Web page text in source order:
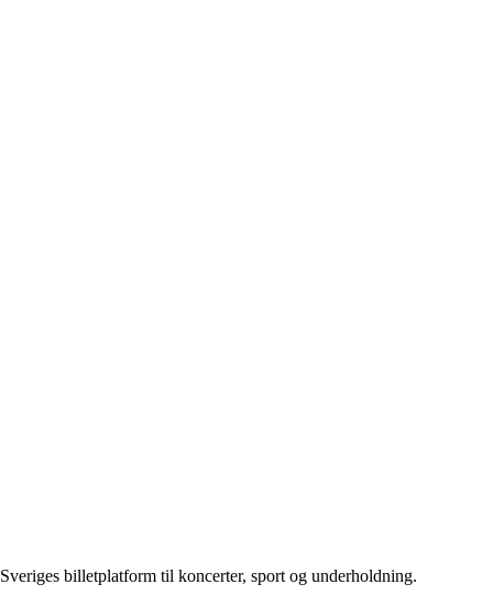
Sveriges billetplatform til koncerter, sport og underholdning.